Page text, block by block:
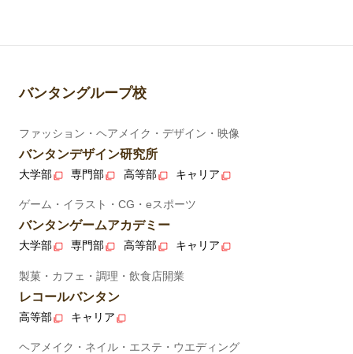
バンタングループ校
ファッション・ヘアメイク・デザイン・映像
バンタンデザイン研究所
大学部 専門部 高等部 キャリア
ゲーム・イラスト・CG・eスポーツ
バンタンゲームアカデミー
大学部 専門部 高等部 キャリア
製菓・カフェ・調理・飲食店開業
レコールバンタン
高等部 キャリア
ヘアメイク・ネイル・エステ・ウエディング